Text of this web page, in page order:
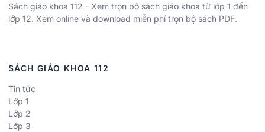
Sách giáo khoa 112 - Xem trọn bộ sách giáo khọa từ lớp 1 đến
lớp 12. Xem online và download miễn phí trọn bộ sách PDF.
SÁCH GIÁO KHOA 112
Tin tức
Lớp 1
Lớp 2
Lớp 3